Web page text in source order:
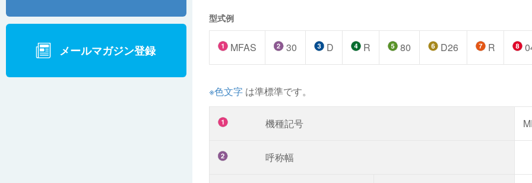
メールマガジン登録
型式例
MFAS 30 D R 80 D26 R
※色文字 は準標準です。
機種記号
呼称幅